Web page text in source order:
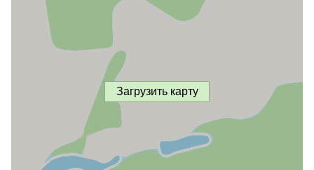
Загрузить карту